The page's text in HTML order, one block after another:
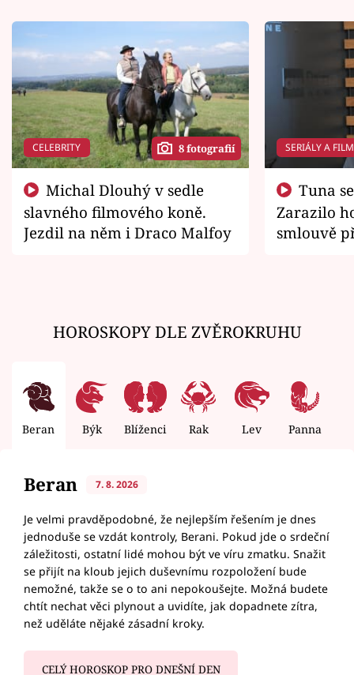
CELEBRITY 8 fotografií
slavného filmového koně.
Jezdil na něm i Draco Malfoy
SERIÁLY A
Zarazilo
smlouvě
HOROSKOPY DLE ZVĚROKRUHU
Beran Býk Blíženci Rak Lev Panna
Beran 7. 8. 2026
Je velmi pravděpodobné, že nejlepším řešením je dnes
jednoduše se vzdát kontroly, Berani. Pokud jde o srdeční
záležitosti, ostatní lidé mohou být ve víru zmatku. Snažit
se přijít na kloub jejich duševnímu rozpoložení bude
nemožné, takže se o to ani nepokoušejte. Možná budete
chtít nechat věci plynout a uvidíte, jak dopadnete zítra,
než uděláte nějaké zásadní kroky.
CELÝ HOROSKOP PRO DNEŠNÍ DEN